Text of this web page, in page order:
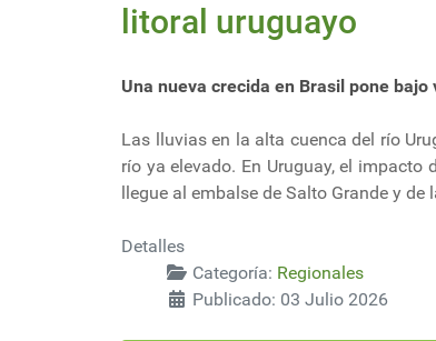
litoral uruguayo
Una nueva crecida en Brasil pone
Las lluvias en la alta cuenca del río
río ya elevado. En Uruguay, el impacto
llegue al embalse de Salto Grande y
Detalles
Categoría: Regionales
Publicado: 03 Julio 2026